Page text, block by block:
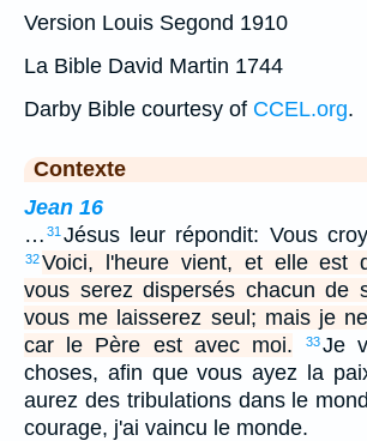
Version Louis Segond 1910
La Bible David Martin 1744
Darby Bible courtesy of CCEL.org.
Contexte
Jean 16
… 31 Jésus leur répondit: Vous
32Voici, l'heure vient, et elle est
vous serez dispersés chacun de
vous me laisserez seul; mais je
car le Père est avec moi.
33Je
choses, afin que vous ayez la
aurez des tribulations dans le
courage, j'ai vaincu le monde.